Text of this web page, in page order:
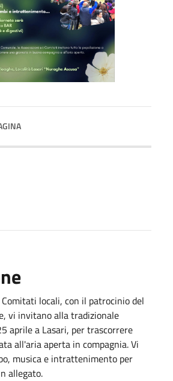
locali, con il patrocinio del
vi invitano alla tradizionale
aprile a Lasari, per trascorrere
all'aria aperta in compagnia. Vi
musica e intrattenimento per
allegato.